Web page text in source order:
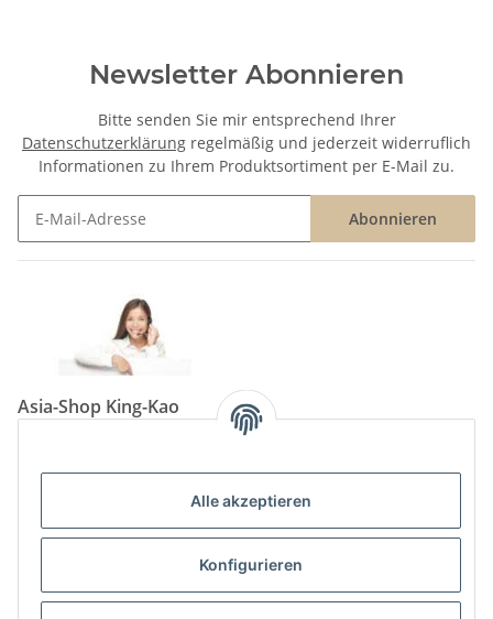
Alle akzeptieren
Konfigurieren
Newsletter Abonnieren
Bitte senden Sie mir entsprechend Ihrer
Datenschutzerklärung regelmäßig und jederzeit widerruflich
Informationen zu Ihrem Produktsortiment per E-Mail zu.
Abonnieren
Asia-Shop King-Kao
Tel: (06825) 499-104
info@king-kao.de
Öffnungszeiten (Mo-Sa.) 9:00 - 19:00
Gesetzliche Informationen